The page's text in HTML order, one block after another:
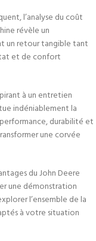
l’analyse du coût
révèle un
un retour tangible tant
et de confort
à un entretien
indéniablement la
durabilité et
une corvée
du John Deere
une démonstration
l’ensemble de la
à votre situation